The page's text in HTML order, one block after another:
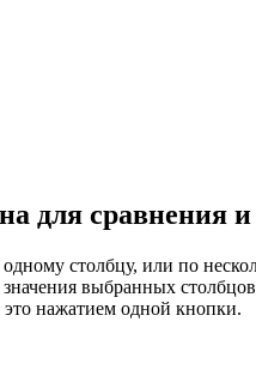
для сравнения
столбцу, или по
выбранных
нажатием одной кнопки.